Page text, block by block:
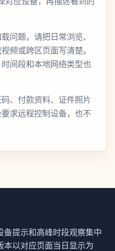
问题，请把日常浏览、
频或跨区页面写清楚。
间段和本地网络类型也
、付款资料、证件照片
求远程控制设备，也不
备提示和高峰时段观察集中
本以对应页面当日显示为